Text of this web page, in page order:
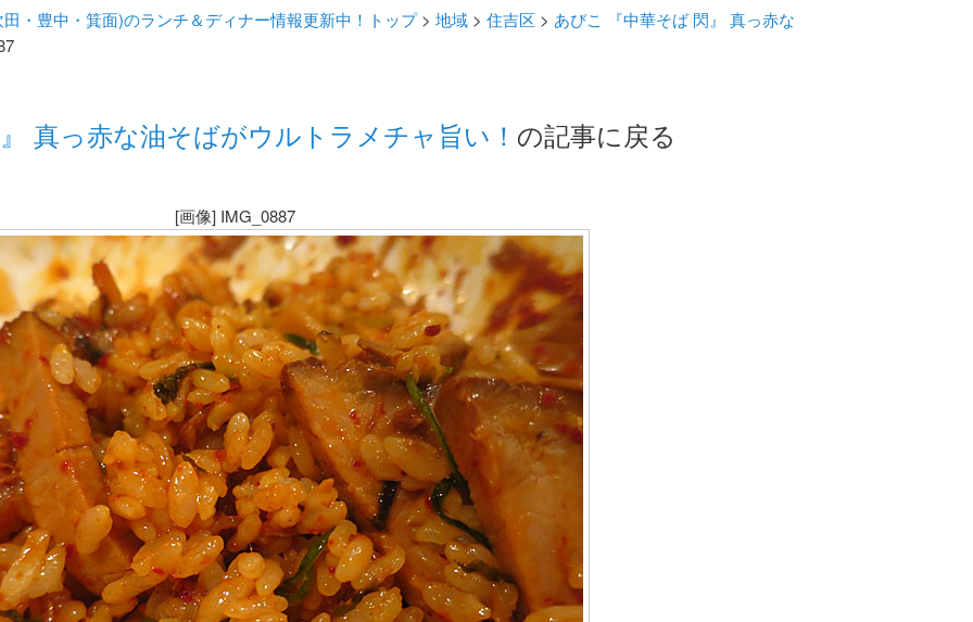
・豊中・箕面)のランチ＆ディナー情報更新中！トップ> 地域> 住吉区 > あびこ 『中華そば 閃』 真っ赤な
真っ赤な油そばがウルトラメチャ旨い！ の記事に戻る
[画像] IMG_0887